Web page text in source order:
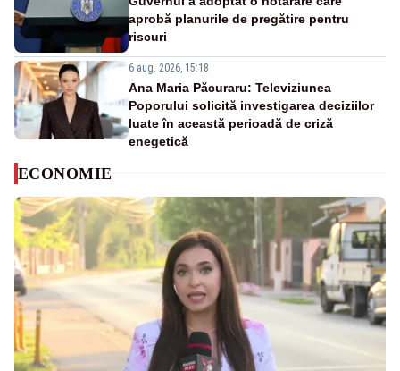
aprobă planurile de pregătire pentru
riscuri
6 aug. 2026, 15:18
Ana Maria Păcuraru: Televiziunea
Poporului solicită investigarea deciziilor
luate în această perioadă de criză
enegetică
ECONOMIE